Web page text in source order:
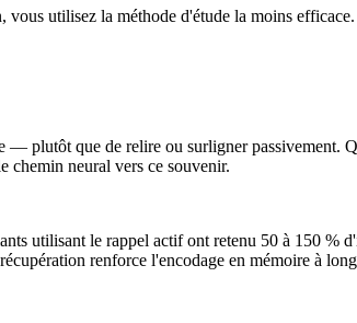
utilisez la méthode d'étude la moins
plutôt que de relire ou surligner passivement.
chemin neural vers ce souvenir.
utilisant le rappel actif ont retenu 50 à 150 %
renforce l'encodage en mémoire à